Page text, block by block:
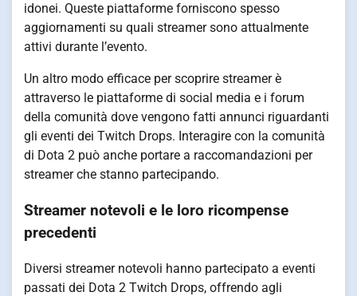
idonei. Queste piattaforme forniscono spesso
aggiornamenti su quali streamer sono attualmente
attivi durante l’evento.
Un altro modo efficace per scoprire streamer è
attraverso le piattaforme di social media e i forum
della comunità dove vengono fatti annunci riguardanti
gli eventi dei Twitch Drops. Interagire con la comunità
di Dota 2 può anche portare a raccomandazioni per
streamer che stanno partecipando.
Streamer notevoli e le loro ricompense
precedenti
Diversi streamer notevoli hanno partecipato a eventi
passati dei Dota 2 Twitch Drops, offrendo agli